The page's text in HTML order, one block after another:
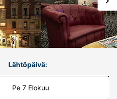
Lähtöpäivä:
Pe 7 Elokuu